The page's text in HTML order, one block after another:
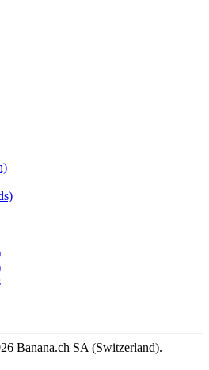
Banana.ch SA (Switzerland).